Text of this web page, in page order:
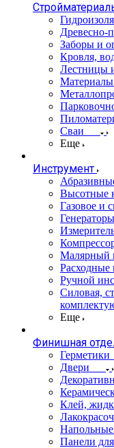
Древесно-
Заборы и
Кровля,
Лестницы
Материалы
Сваи
Еще
Инструмент
Высотные
Газовое и
Генераторы
Малярный
Расходные
Ручной
Силовая,
Еще
Финишная
Герметики
Двери
Клей,
Панели